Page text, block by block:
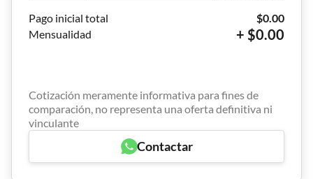
Pago inicial total
$0.00
Mensualidad
+ $0.00
Cotización meramente informativa para fines de
comparación, no representa una oferta definitiva ni
vinculante
Contactar